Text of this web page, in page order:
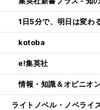
1日5分で、明日は変わ
kotoba
e!集英社
情報・知識＆オピニオ
ライトノベル・ノベライ